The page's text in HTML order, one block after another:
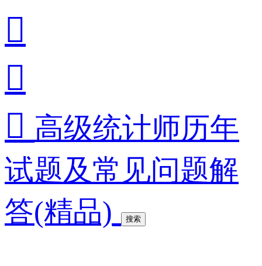


 高级统计师历年
试题及常见问题解
答(精品)
搜索